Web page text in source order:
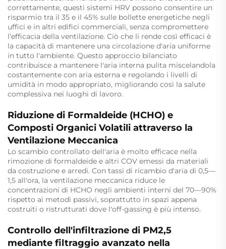
correttamente, questi sistemi HRV possono consentire un
risparmio tra il 35 e il 45% sulle bollette energetiche negli
uffici e in altri edifici commerciali, senza compromettere
l'efficacia della ventilazione. Ciò che li rende così efficaci è
la capacità di mantenere una circolazione d'aria uniforme
in tutto l'ambiente. Questo approccio bilanciato
contribuisce a mantenere l'aria interna pulita miscelandola
costantemente con aria esterna e regolando i livelli di
umidità in modo appropriato, migliorando così la salute
complessiva nei luoghi di lavoro.
Riduzione di Formaldeide (HCHO) e
Composti Organici Volatili attraverso la
Ventilazione Meccanica
Lo scambio controllato dell'aria è molto efficace nella
rimozione di formaldeide e altri COV emessi da materiali
da costruzione e arredi. Con tassi di ricambio d'aria di 0,5—
1,5 all'ora, la ventilazione meccanica riduce le
concentrazioni di HCHO negli ambienti interni del 70—90%
rispetto ai metodi passivi, soprattutto in spazi appena
costruiti o ristrutturati dove l'off-gassing è più intenso.
Controllo dell'infiltrazione di PM2,5
mediante filtraggio avanzato nella